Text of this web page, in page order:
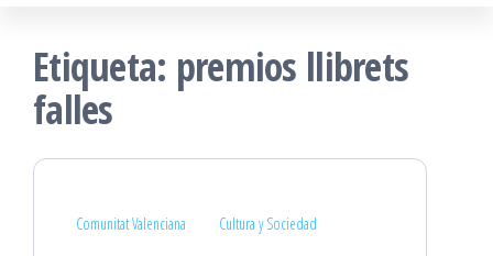
Etiqueta: premios llibrets
falles
Comunitat Valenciana Cultura y Sociedad